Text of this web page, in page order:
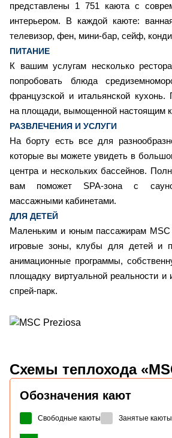
представлены 1 751 каюта с
интерьером. В каждой каюте:
телевизор, фен, мини-бар, сейф,
ПИТАНИЕ
К вашим услугам несколько
попробовать блюда
французской и итальянской кухонь.
на площади, вымощенной настоящим
РАЗВЛЕЧЕНИЯ И УСЛУГИ
На борту есть все для
которые вы можете увидеть в
центра и нескольких бассейнов.
вам поможет SPA-зона с
массажными кабинетами.
ДЛЯ ДЕТЕЙ
Маленьким и юным пассажирам MSC
игровые зоны, клубы для детей и
анимационные программы,
площадку виртуальной реальности и
спрей-парк.
Схемы теплохода
Обозначения кают
Свободные каюты Занятые каюты